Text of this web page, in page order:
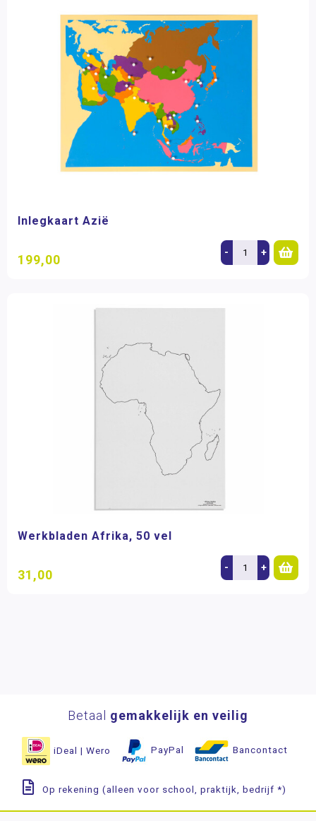
Inlegkaart Azië
199,00 - +
Werkbladen Afrika, 50 vel
31,00 - +
Betaal gemakkelijk en veilig
iDeal | Wero PayPal Bancontact
Op rekening (alleen voor school, praktijk, bedrijf *)